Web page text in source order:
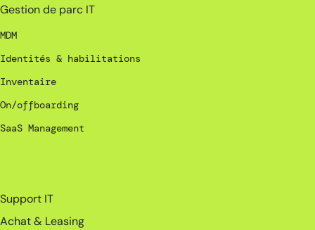
Gestion de parc IT
MDM
Identités & habilitations
Inventaire
On/offboarding
SaaS Management
Support IT
Achat & Leasing